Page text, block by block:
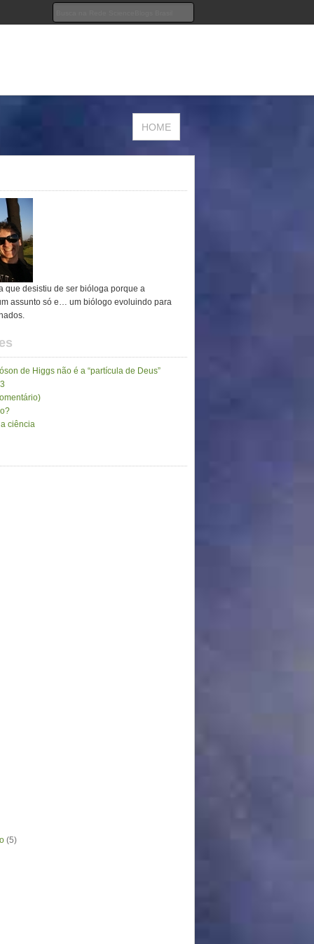
HOME
que desistiu de ser bióloga porque a
assunto só e… um biólogo evoluindo para
de Higgs não é a “partícula de Deus”
ciência
(5)